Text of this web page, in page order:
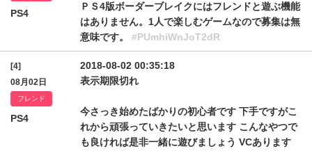
PS4
ＰＳ4版ボーダーブレイクにはフレンドと遊ぶ機能
はありません。1人で楽しむゲームなので募集は無
意味です。 #PUmhiWnJoT2dR
[4]
08月02日
フレンド
PS4
2018-08-02 00:35:18
表示期限切れ
今さっき始めたばかりの初心者です 下手ですがこ
れから頑張っていきたいと思います こんなやつで
も良ければ是非一緒に遊びましょう VCあります